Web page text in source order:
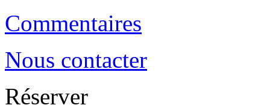
Commentaires
Nous contacter
Réserver